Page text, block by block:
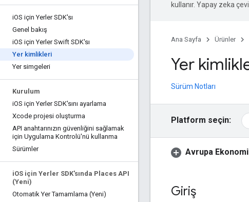
iOS için Yerler SDK'sı
Genel bakış
iOS için Yerler Swift SDK'sı
Yer kimlikleri
Yer simgeleri
Kurulum
iOS için Yerler SDK'sını ayarlama
Xcode projesi oluşturma
API anahtarınızın güvenliğini sağlamak
için Uygulama Kontrolü'nü kullanma
Sürümler
iOS için Yerler SDK'sında Places API
(Yeni)
Otomatik Yer Tamamlama (Yeni)
kullanır. Yapay zeka
Ana Sayfa Ürünler
Yer
Sürüm Notları
Platform seçin:
Avrupa
Giriş